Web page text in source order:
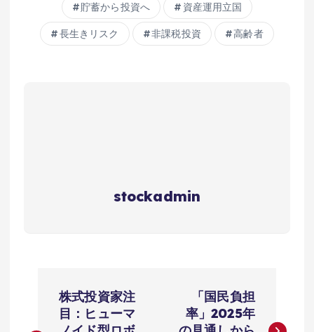
貯蓄から投資へ 資産運用立国
長生きリスク 非課税投資 高齢者
stockadmin
株式投資家注
目：ヒューマ
「国民負担
率」2025年